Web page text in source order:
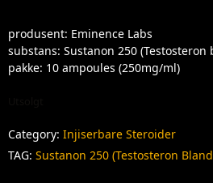
produsent: Eminence Labs
substans: Sustanon 250 (Testosteron
pakke: 10 ampoules (250mg/ml)
Category: Injiserbare Steroider
TAG: Sustanon 250 (Testosteron